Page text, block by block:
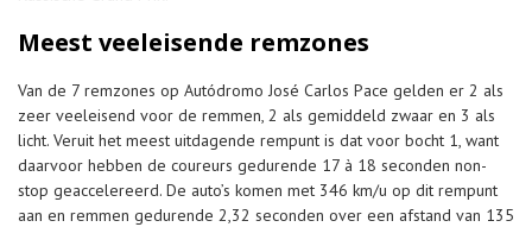
Meest veeleisende remzones
Van de 7 remzones op Autódromo José Carlos Pace gelden er 2 als
zeer veeleisend voor de remmen, 2 als gemiddeld zwaar en 3 als
licht. Veruit het meest uitdagende rempunt is dat voor bocht 1, want
daarvoor hebben de coureurs gedurende 17 à 18 seconden non-
stop geaccelereerd. De auto’s komen met 346 km/u op dit rempunt
aan en remmen gedurende 2,32 seconden over een afstand van 135